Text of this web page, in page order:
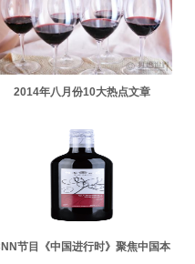
2014年八月份10大热点文章
节目《中国进行时》聚焦中国本